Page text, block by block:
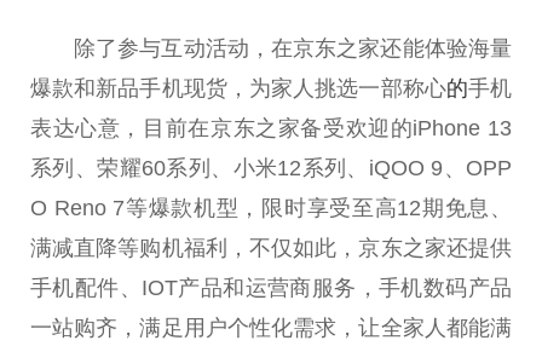
除了参与互动活动，在京东之家还能体验海量
爆款和新品手机现货，为家人挑选一部称心的手机
表达心意，目前在京东之家备受欢迎的iPhone 13
系列、荣耀60系列、小米12系列、iQOO 9、OPP
O Reno 7等爆款机型，限时享受至高12期免息、
满减直降等购机福利，不仅如此，京东之家还提供
手机配件、IOT产品和运营商服务，手机数码产品
一站购齐，满足用户个性化需求，让全家人都能满